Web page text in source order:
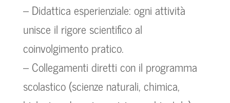
– Didattica esperienziale: ogni attività
unisce il rigore scientifico al
coinvolgimento pratico.
– Collegamenti diretti con il programma
scolastico (scienze naturali, chimica,